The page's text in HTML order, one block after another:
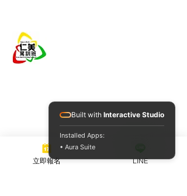
renmei51688@gmail.com
高雄市鳥松區大竹里大竹路42
之1號
立即報名 LINE
Built with Interactive Studio
Installed Apps:
• Aura Suite